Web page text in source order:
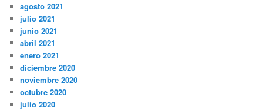
agosto 2021
julio 2021
junio 2021
abril 2021
enero 2021
diciembre 2020
noviembre 2020
octubre 2020
julio 2020